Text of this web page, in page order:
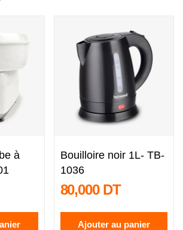
à
Bouilloire noir 1L- TB-
1036
80,000 DT
Ajouter au panier